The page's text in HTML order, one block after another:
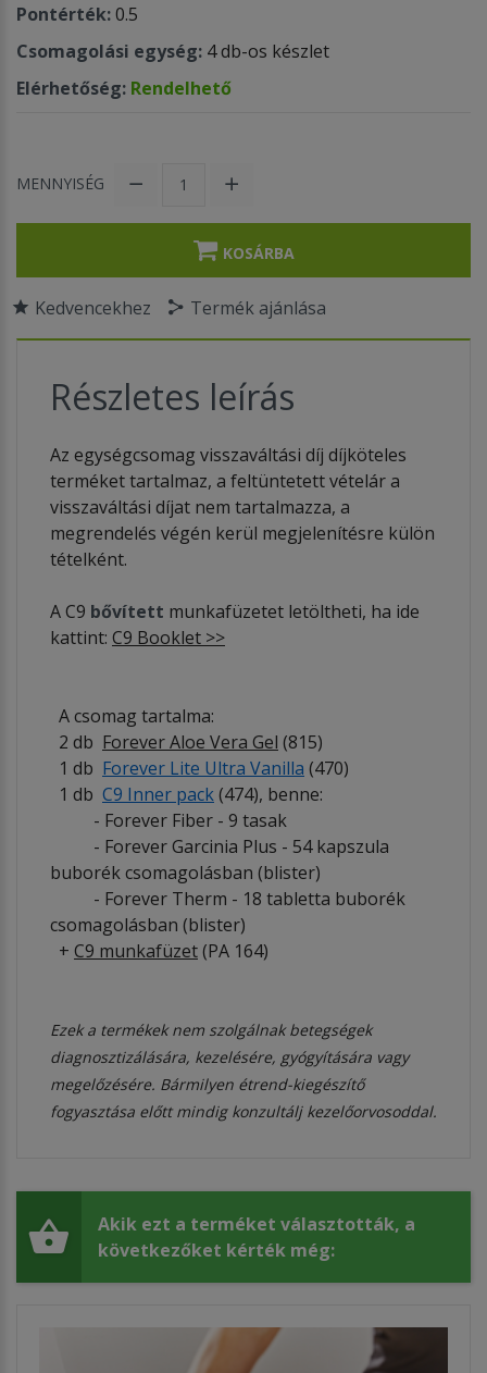
Pontérték:0.5
Csomagolási egység: 4 db-os készlet
Elérhetőség: Rendelhető
MENNYISÉG
KOSÁRBA
Kedvencekhez Termék ajánlása
Részletes leírás
Az egységcsomag visszaváltási díj díjköteles
terméket tartalmaz, a feltüntetett vételár a
visszaváltási díjat nem tartalmazza, a
megrendelés végén kerül megjelenítésre külön
tételként.
A C9 bővített munkafüzetet letöltheti, ha ide
kattint: C9 Booklet >>
A csomag tartalma:
2 db Forever Aloe Vera Gel (815)
1 db Forever Lite Ultra Vanilla (470)
1 db C9 Inner pack(474), benne:
- Forever Fiber - 9 tasak
- Forever Garcinia Plus - 54 kapszula
buborék csomagolásban (blister)
- Forever Therm - 18 tabletta buborék
csomagolásban (blister)
+ C9 munkafüzet(PA 164)
Ezek a termékek nem szolgálnak betegségek
diagnosztizálására, kezelésére, gyógyítására vagy
megelőzésére. Bármilyen étrend-kiegészítő
fogyasztása előtt mindig konzultálj kezelőorvosoddal.
Akik ezt a terméket választották, a
következőket kérték még: